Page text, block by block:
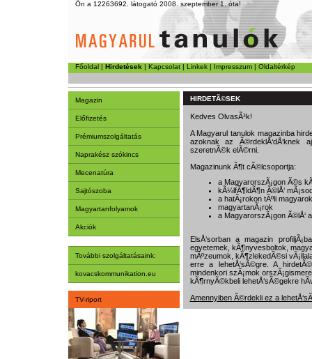
Ön a 12263692. látogató 2008. szeptember 1. óta!
Főoldal| Hirdetések | Kapcsolat| Linkek| Impresszum| Oldaltérkép
Magazin
Előfizetés
Prémiumszolgáltatás
Naprakész szókincs
Mecenatúra
Sajtószoba
Magyartanfolyamok
Akciók
További szolgáltatásaink:
kovacskommunikation.eu
TV-riport
HIRDETÃ©SEK
Kedves OlvasÃ³k!
A Magyarul tanulok magazinba
azoknak az Ã©rdeklÅ‘dÅ‘knek
szeretnÃ©k elÃ©rni.
Magazinunk Ã¶t cÃ©lcsoportja:
a MagyarorszÃ¡gon Ã©s
kÃ¼lfÃ¶ldÃ¶n Ã©lÅ‘
a hatÃ¡rokon tÃºli
magyartanÃ¡rok
a MagyarorszÃ¡gon Ã©lÅ‘
ElsÅ‘sorban a magazin
egyetemek, kÃ¶nyvesboltok,
mÃºzeumok, kÃ¶zlekedÃ©si
erre a lehetÅ‘sÃ©gre. A
mindenkori szÃ¡mok
kÃ¶rnyÃ©kbeli lehetÅ‘sÃ©gekre
Amennyiben Ã©rdekli ez a